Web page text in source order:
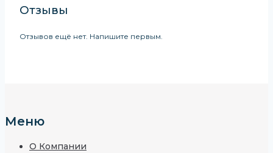
Отзывы
Отзывов ещё нет. Напишите первым.
Меню
О Компании